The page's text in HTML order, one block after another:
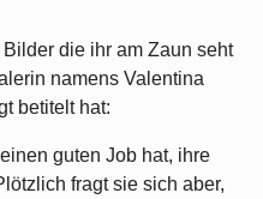
die ihr am Zaun seht
namens Valentina
betitelt hat:
guten Job hat, ihre
fragt sie sich aber,